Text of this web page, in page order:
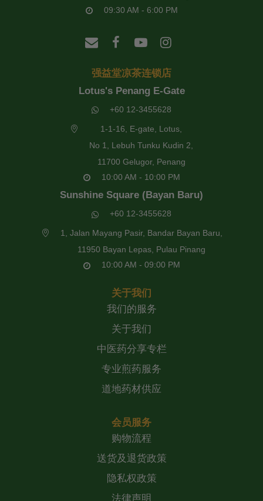
09:30 AM - 6:00 PM
强益堂凉茶连锁店
Lotus's Penang E-Gate
+60 12-3455628
1-1-16, E-gate, Lotus,
No 1, Lebuh Tunku Kudin 2,
11700 Gelugor, Penang
10:00 AM - 10:00 PM
Sunshine Square (Bayan Baru)
+60 12-3455628
1, Jalan Mayang Pasir, Bandar Bayan Baru,
11950 Bayan Lepas, Pulau Pinang
10:00 AM - 09:00 PM
关于我们
我们的服务
关于我们
中医药分享专栏
专业煎药服务
道地药材供应
会员服务
购物流程
送货及退货政策
隐私权政策
法律声明